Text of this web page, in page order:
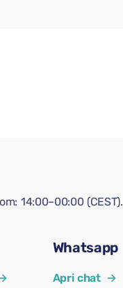
14:00–00:00 (CEST).
Whatsapp
Apri chat →